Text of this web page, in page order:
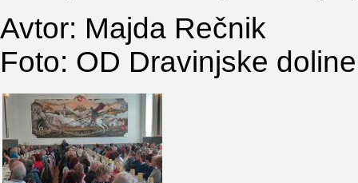
Avtor: Majda Rečnik
Foto: OD Dravinjske doline